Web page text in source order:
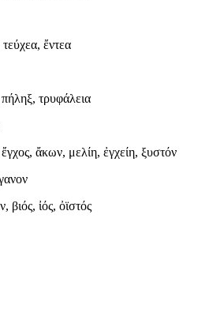
ύχεα, ἔντεα
ήληξ, τρυφάλεια
ἔγχος, ἄκων, μελίη, ἐγχείη, ξυστόν
βιός, ἰός, ὀϊστός